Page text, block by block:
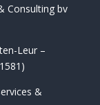
Consulting bv
Leur –
&